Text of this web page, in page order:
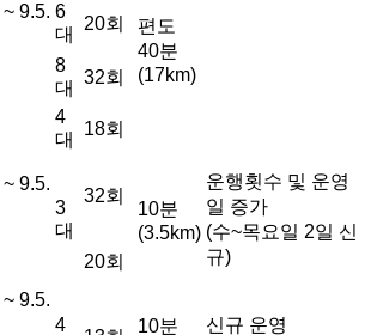
편도
40분
(17km)
9.5. 6
대
20회
8
대
32회
4
대
18회
9.5.
3
대
32회
10분
(3.5km)
운행횟수 및 운영
일 증가
(수~목요일 2일 신
규)
20회
9.5.
4 10분 신규 운영